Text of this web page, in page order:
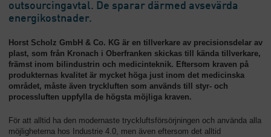
outsourcingavtal. De sparar därmed avsevärda
energikostnader.
Horst Scholz GmbH & Co. KG är en tillverkare av precisionsdelar av
plast, som från Kronach i Oberfranken skickas till kända tillverkare,
främst inom bilindustrin och medicinteknik. Eftersom kraven på
produkternas kvalitet är mycket höga just inom det medicinska
området, måste även tryckluften som används till styr- och
processluften uppfylla de högsta möjliga kraven.
För att alltid ha den modernaste tryckluftsförsörjningen och använda alla
möjligheterna hos Industrie 4.0, men även eftersom det alltid